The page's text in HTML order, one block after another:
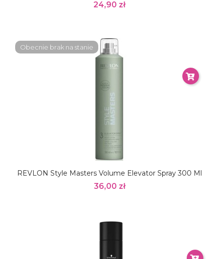
24,90 zł
REVLON Style Masters Volume Elevator Spray 300 Ml
36,00 zł
Obecnie brak na stanie